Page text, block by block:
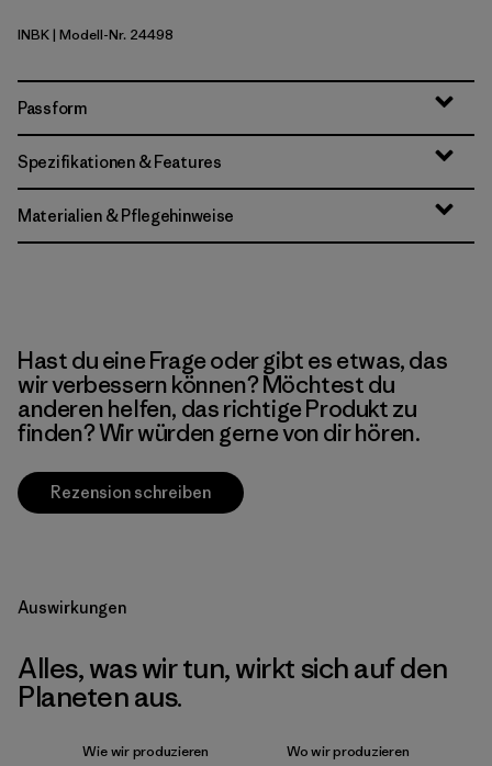
Ink Black
INBK| Modell-Nr. 24498
Passform
Spezifikationen & Features
Materialien & Pflegehinweise
Hast du eine Frage oder gibt es etwas, das
wir verbessern können? Möchtest du
anderen helfen, das richtige Produkt zu
finden? Wir würden gerne von dir hören.
Rezension schreiben
Auswirkungen
Alles, was wir tun, wirkt sich auf den
Planeten aus.
Wie wir produzieren Wo wir produzieren